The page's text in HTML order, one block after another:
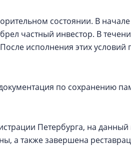
состоянии. В
частный инвестор. В
исполнения этих условий
по сохранению
Петербурга, на
а также завершена